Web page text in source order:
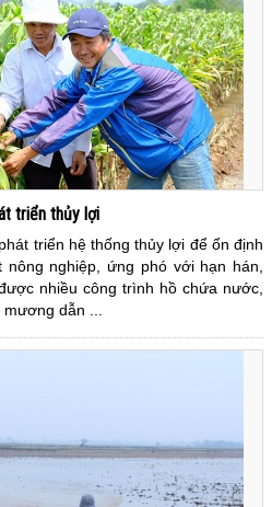
triển thủy lợi
triển hệ thống thủy lợi để ổn định
nghiệp, ứng phó với hạn hán,
nhiều công trình hồ chứa nước,
dẫn ...